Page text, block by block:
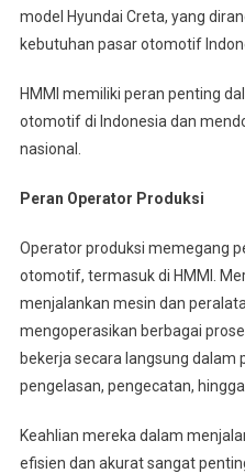
model Hyundai Creta, yang
kebutuhan pasar otomotif
HMMI memiliki peran penting
otomotif di Indonesia dan
nasional.
Peran Operator Produksi
Operator produksi memegang
otomotif, termasuk di HMMI.
menjalankan mesin dan
mengoperasikan berbagai
bekerja secara langsung dalam
pengelasan, pengecatan,
Keahlian mereka dalam
efisien dan akurat sangat